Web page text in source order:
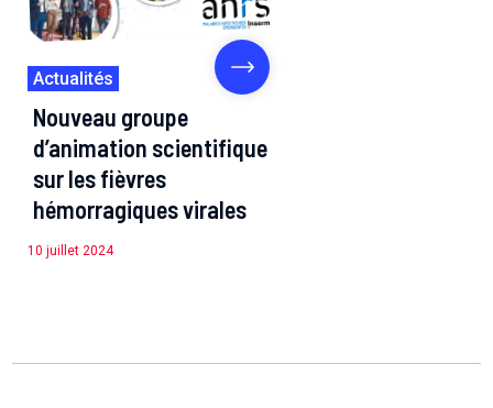
Actualités
Nouveau groupe
d’animation scientifique
sur les fièvres
hémorragiques virales
10 juillet 2024